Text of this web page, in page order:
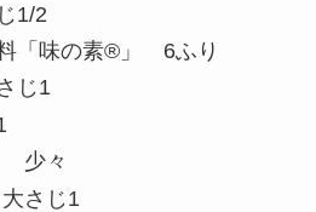
1/2
料「味の素®︎」 6ふり
じ1
少々
さじ1